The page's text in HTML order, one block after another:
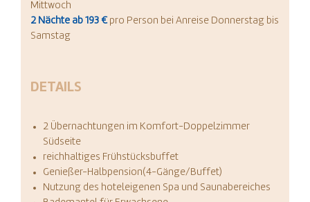
Mittwoch
2 Nächte ab 193 €pro Person bei Anreise Donnerstag bis
Samstag
DETAILS
2 Übernachtungen im Komfort-Doppelzimmer
Südseite
reichhaltiges Frühstücksbuffet
Genießer-Halbpension(4-Gänge/Buffet)
Nutzung des hoteleigenen Spa und Saunabereiches